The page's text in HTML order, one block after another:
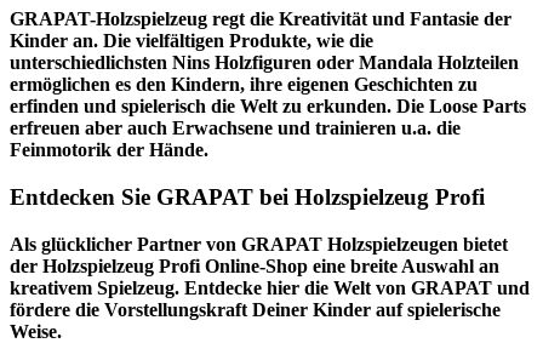
GRAPAT-Holzspielzeug regt die Kreativität und Fantasie der
Kinder an. Die vielfältigen Produkte, wie die
unterschiedlichsten Nins Holzfiguren oder Mandala Holzteilen
ermöglichen es den Kindern, ihre eigenen Geschichten zu
erfinden und spielerisch die Welt zu erkunden. Die Loose Parts
erfreuen aber auch Erwachsene und trainieren u.a. die
Feinmotorik der Hände.
Entdecken Sie GRAPAT bei Holzspielzeug Profi
Als glücklicher Partner von GRAPAT Holzspielzeugen bietet
der Holzspielzeug Profi Online-Shop eine breite Auswahl an
kreativem Spielzeug. Entdecke hier die Welt von GRAPAT und
fördere die Vorstellungskraft Deiner Kinder auf spielerische
Weise.